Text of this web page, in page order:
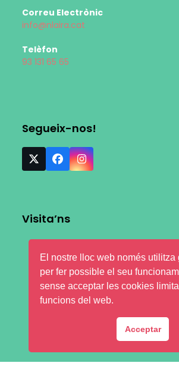
Correu Electrònic
info@nlaira.cat
Telèfon
93 131 65 65
Segueix-nos!
Visita’ns
El nostre lloc web només utilitza
per fer possible el seu
sense acceptar les cookies
funcions del web.
Acceptar